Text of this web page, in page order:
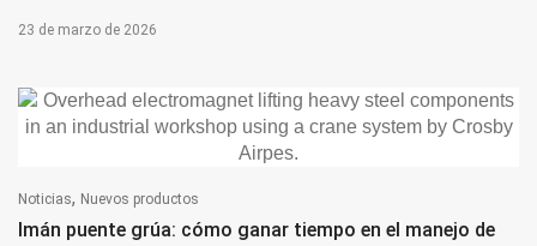
23 de marzo de 2026
Noticias, Nuevos productos
Imán puente grúa: cómo ganar tiempo en el manejo de